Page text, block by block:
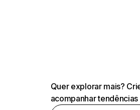
Quer explorar mais?
acompanhar